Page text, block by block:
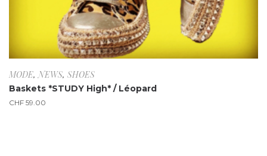
MODE,NEWS, SHOES
Baskets *STUDY High* / Léopard
CHF 59.00